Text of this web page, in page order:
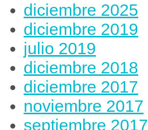
diciembre 2025
diciembre 2019
julio 2019
diciembre 2018
diciembre 2017
noviembre 2017
septiembre 2017